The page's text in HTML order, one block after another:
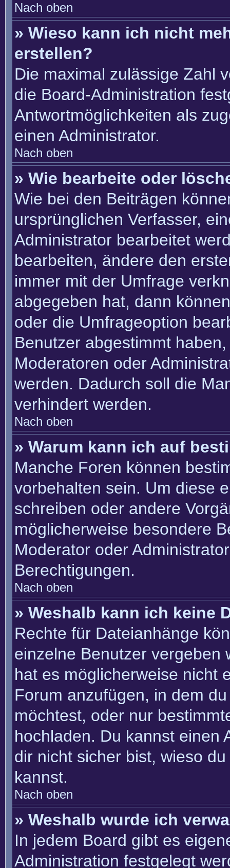
Nach oben
» Wieso kann ich nicht
erstellen?
Die maximal zulässige Zahl
die Board-Administration
Antwortmöglichkeiten als
einen Administrator.
Nach oben
» Wie bearbeite oder
Wie bei den Beiträgen
ursprünglichen Verfasser,
Administrator bearbeitet
bearbeiten, ändere den
immer mit der Umfrage
abgegeben hat, dann
oder die Umfrageoption
Benutzer abgestimmt
Moderatoren oder
werden. Dadurch soll die
verhindert werden.
Nach oben
» Warum kann ich auf
Manche Foren können
vorbehalten sein. Um diese
schreiben oder andere
möglicherweise besondere
Moderator oder
Berechtigungen.
Nach oben
» Weshalb kann ich keine
Rechte für Dateianhänge
einzelne Benutzer vergeben
hat es möglicherweise nicht
Forum anzufügen, in dem
möchtest, oder nur
hochladen. Du kannst einen
dir nicht sicher bist, wieso
kannst.
Nach oben
» Weshalb wurde ich
In jedem Board gibt es
Administration festgelegt